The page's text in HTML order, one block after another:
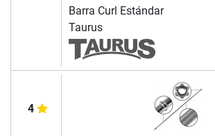
Barra Curl Estándar
Taurus
4